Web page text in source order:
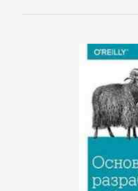
фантастика
Криминальные